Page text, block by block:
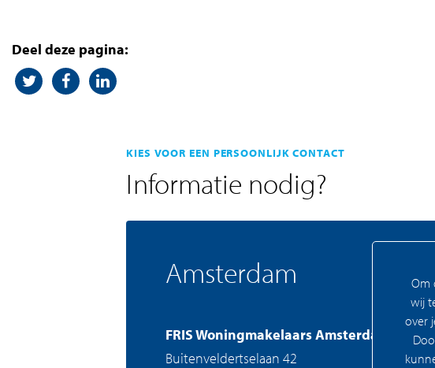
Deel deze pagina:
KIES VOOR EEN PERSOONLIJK CONTACT
Informatie nodig?
Amsterdam
FRIS Woningmakelaars Amsterdam
Buitenveldertselaan 42
Om
wij
over